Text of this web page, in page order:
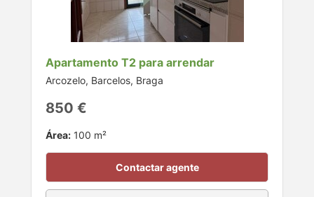
Apartamento T2 para arrendar
Arcozelo, Barcelos, Braga
850 €
Área: 100 m²
Contactar agente